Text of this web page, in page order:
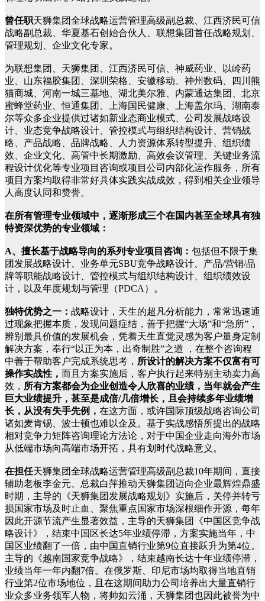
曾任职天狮集团全球战略运营管理高级副总裁、江西济民可信
战略副总裁、华夏基石创始合伙人、联想集团首任战略规划、
管理规划、企业文化专家。
为联想集团、天狮集团、江西济民可信、神威药业、以岭药
业、山东福胶集团、深圳荣格、安徽移动、神州数码、四川熊
猫商城、河南一城三基地、湖北美尔雅、内蒙通达集团、北京
蜜蜂堂药业、恒通集团、上海国民健康、上海盖尔玛、湖南泰
尔等众多企业提供过诸如新业态商业模式、公司发展战略设
计、业态竞争战略设计、管控模式与组织结构设计、营销战
略、产品战略、品牌战略、人力资源体系转型提升、组织绩
效、企业文化、高管中长期激励、高效会议管理、关键业务流
程设计优化等专业项目咨询或项目公司内部化运作服务，所有
项目方案均取得非常好具体实践实战成效，得到相关企业领导
人高度认同和赞誉。
在所有管理专业领域中，逐渐形成三个在国内甚至全球具有独
特资深优势的专业领域：
A、擅长基于战略导向的系列专业项目咨询： 包括但不限于集
团发展战略设计、业务单元SBU竞争战略设计、产品/营销/品
牌等职能战略设计、管控模式与组织结构设计、组织绩效设
计，以及年度规划与管理（PDCA）。
独特优势之一： 战略设计，天生的超凡分析能力，常常迅速通
过现象把握本质，发现问题症结，善于把握“大场”和“急所”，
辨别最具价值的发展机会，凭着天生直觉灵感为客户量身定制
解决方案，奉行“以正为本，出奇制胜”之道 ，在整个咨询程
中善于帮助客户完成系统思考， 所设计的解决方案不仅富有可
操作实战性， 而且方案实施后，客户执行起来特别主动卖力高
效， 所有方案都会为企业创造令人欣喜的业绩，当年就会产生
巨大业绩提升，甚至是成倍/几倍增长，且会持续多年业绩增
长，从没有失手先例， 在这方面，或许国际顶级战略咨询公司
诸如麦肯锡、波士顿也难以企及。基于实战感悟所提出的战略
相对竞争力矩阵咨询理论方法论，对于中国企业走向海外市场
从低端市场向高端市场开拓，具有划时代战略意义。
在担任天狮集团全球战略运营管理高级副总裁10年期间，直接
辅助老板李金元、总裁白萍推动天狮集团迈向企业最辉煌鼎盛
时期，主导的《天狮集团发展战略规划》实施后，关停并转亏
损国家市场及时止血、聚焦重点国家市场深根细作开源，每年
因此开源节流产生显著效益，主导的天狮集团《中国区竞争战
略设计》，结束中国区长达5年业绩停滞，方案实施当年，中
国区业绩翻了一倍，由中国直销行业第9位直接跃升为第4位。
主导的《越南国家竞争战略》，结束越南长达十年业绩停滞，
业绩当年一年内翻7倍。在俄罗斯、印尼市场均取得当地直销
行业第2位市场地位，且在这期间助力公司培养出大量直销行
业众多业务领军人物，将帅如云涌，天狮集团也因此被誉为中